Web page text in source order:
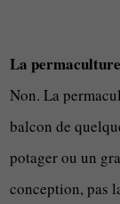
La
Non. La
balcon de
potager ou un
conception, pas